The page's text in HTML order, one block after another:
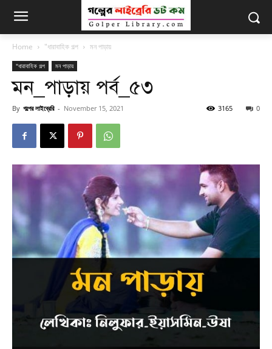
Home "ধারাবাহিক গল্প মন পাড়ায়
"ধারাবাহিক গল্প মন পাড়ায়
মন_পাড়ায় পর্ব_৫৩
By গল্পের লাইব্রেরি - November 15, 2021 0
3165